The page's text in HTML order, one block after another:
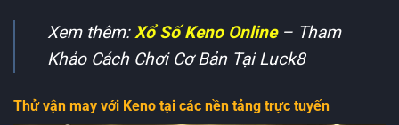
Xem thêm:Xổ Số Keno Online– Tham
Khảo Cách Chơi Cơ Bản Tại Luck8
Thử vận may với Keno tại các nền tảng trực tuyến